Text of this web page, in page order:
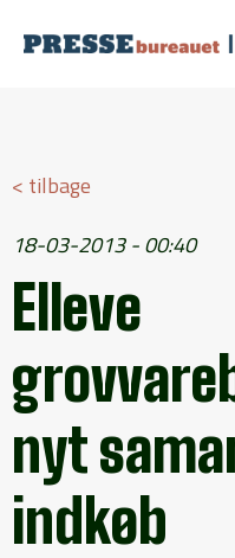
< tilbage
18-03-2013 - 00:40
Elleve
nyt
indkøb